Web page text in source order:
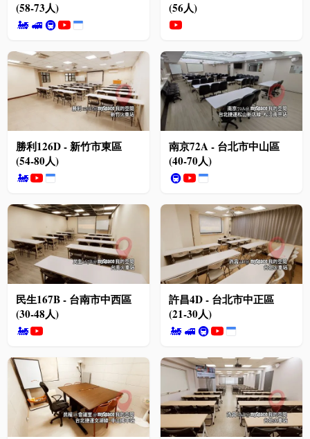
(58-73人)
🚂 🚅 🚇
(56人)
勝利126D - 新竹市東區
(54-80人)
🚂
南京72A - 台北市中山區
(40-70人)
🚇
民生167B - 台南市中西區
(30-48人)
🚂
許昌4D - 台北市中正區
(21-30人)
🚂 🚅🚇